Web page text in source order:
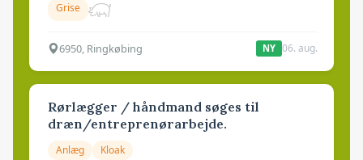
Grise
6950, Ringkøbing NY 06. aug.
Rørlægger / håndmand søges til
dræn/entreprenørarbejde.
Anlæg Kloak